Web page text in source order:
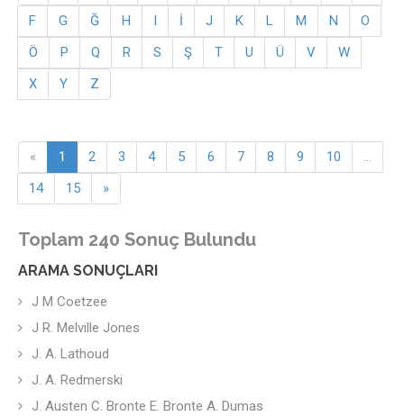
F
G Ğ H I İ J K L M N
O
Ö
P Q R S Ş T U Ü V
W
X
Y Z
« 1 2 3 4 5 6 7 8 9 10
...
14
15 »
Toplam 240 Sonuç Bulundu
ARAMA SONUÇLARI
J M Coetzee
J R. Melville Jones
J. A. Lathoud
J. A. Redmerski
J. Austen C. Bronte E. Bronte A. Dumas